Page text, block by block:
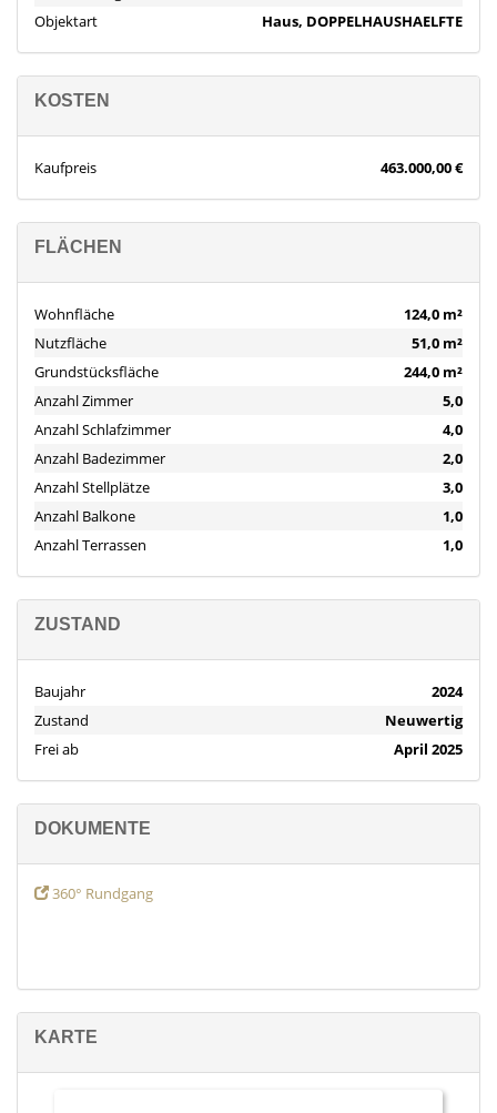
Dann kontaktieren Sie uns gerne! Wir stehen Ihnentäglich von
überarbeitet wurde. Dabei wurden jedoch keine wesentlichen
Merkmale verändert.
Objektart
Haus, DOPPELHAUSHAELFTE
KOSTEN
Kaufpreis 463.000,00 €
FLÄCHEN
Wohnfläche
124,0 m²
Nutzfläche
51,0 m²
Grundstücksfläche
244,0 m²
Anzahl Zimmer
5,0
Anzahl Schlafzimmer
4,0
Anzahl Badezimmer
2,0
Anzahl Stellplätze
3,0
Anzahl Balkone
1,0
Anzahl Terrassen
1,0
ZUSTAND
Baujahr
2024
Zustand
Neuwertig
Frei ab
April 2025
DOKUMENTE
360° Rundgang
KARTE